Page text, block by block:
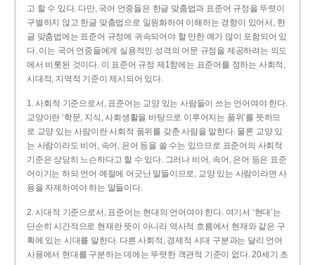
고 할 수 있다. 다만, 국어 언중들은 한글 맞춤법과 표준어 규정을 뚜렷이
구별하지 않고 한글 맞춤법으로 일원화하여 이해하는 경향이 있어서, 한
글 맞춤법에는 표준어 규정에 귀속되어야 할 만한 예가 많이 포함되어 있
다. 이는 국어 언중들에게 실용적인 성격의 어문 규정을 제공하려는 의도
에서 비롯된 것이다. 이 표준어 규정 제1항에는 표준어를 정하는 사회적,
시대적, 지역적 기준이 제시되어 있다.
1. 사회적 기준으로서, 표준어는 교양 있는 사람들이 쓰는 언어여야 한다.
교양이란 ‘학문, 지식, 사회생활을 바탕으로 이루어지는 품위’를 뜻하므
로 교양 있는 사람이란 사회적 품위를 갖춘 사람을 말한다. 물론 교양 있
는 사람이라도 비어, 속어, 은어 등을 쓸 수는 있으므로 표준어의 사회적
기준은 상당히 느슨하다고 할 수 있다. 그러나 비어, 속어, 은어 등은 표준
어이기는 하되 언어 예절에 어긋난 말들이므로, 교양 있는 사람이라면 사
용을 자제하여야 하는 말들이다.
2. 시대적 기준으로서, 표준어는 현대의 언어여야 한다. 여기서 ‘현대’는
단순히 시간적으로 현재란 뜻이 아니라 역사적 흐름에서 현재와 같은 구
획에 있는 시대를 말한다. 다른 사회적, 경제적 시대 구분과는 달리 언어
사용에서 현대를 구분하는 데에는 뚜렷한 객관적 기준이 없다. 20세기 초